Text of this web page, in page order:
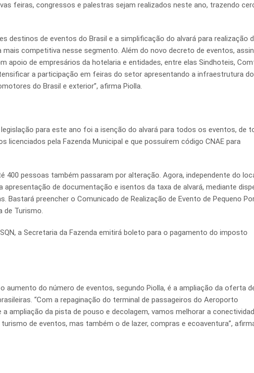
feiras, congressos e palestras sejam realizados neste ano, trazendo
destinos de eventos do Brasil e a simplificação do alvará para realização
mais competitiva nesse segmento. Além do novo decreto de eventos,
apoio de empresários da hotelaria e entidades, entre elas Sindhoteis,
a participação em feiras do setor apresentando a infraestrutura do
do Brasil e exterior”, afirma Piolla.
para este ano foi a isenção do alvará para todos os eventos, de
licenciados pela Fazenda Municipal e que possuírem código CNAE para
400 pessoas também passaram por alteração. Agora, independente do
apresentação de documentação e isentos da taxa de alvará, mediante
Bastará preencher o Comunicado de Realização de Evento de Pequeno
de Turismo.
a Secretaria da Fazenda emitirá boleto para o pagamento do imposto
aumento do número de eventos, segundo Piolla, é a ampliação da oferta
“Com a repaginação do terminal de passageiros do Aeroporto
a ampliação da pista de pouso e decolagem, vamos melhorar a
de eventos, mas também o de lazer, compras e ecoaventura”,